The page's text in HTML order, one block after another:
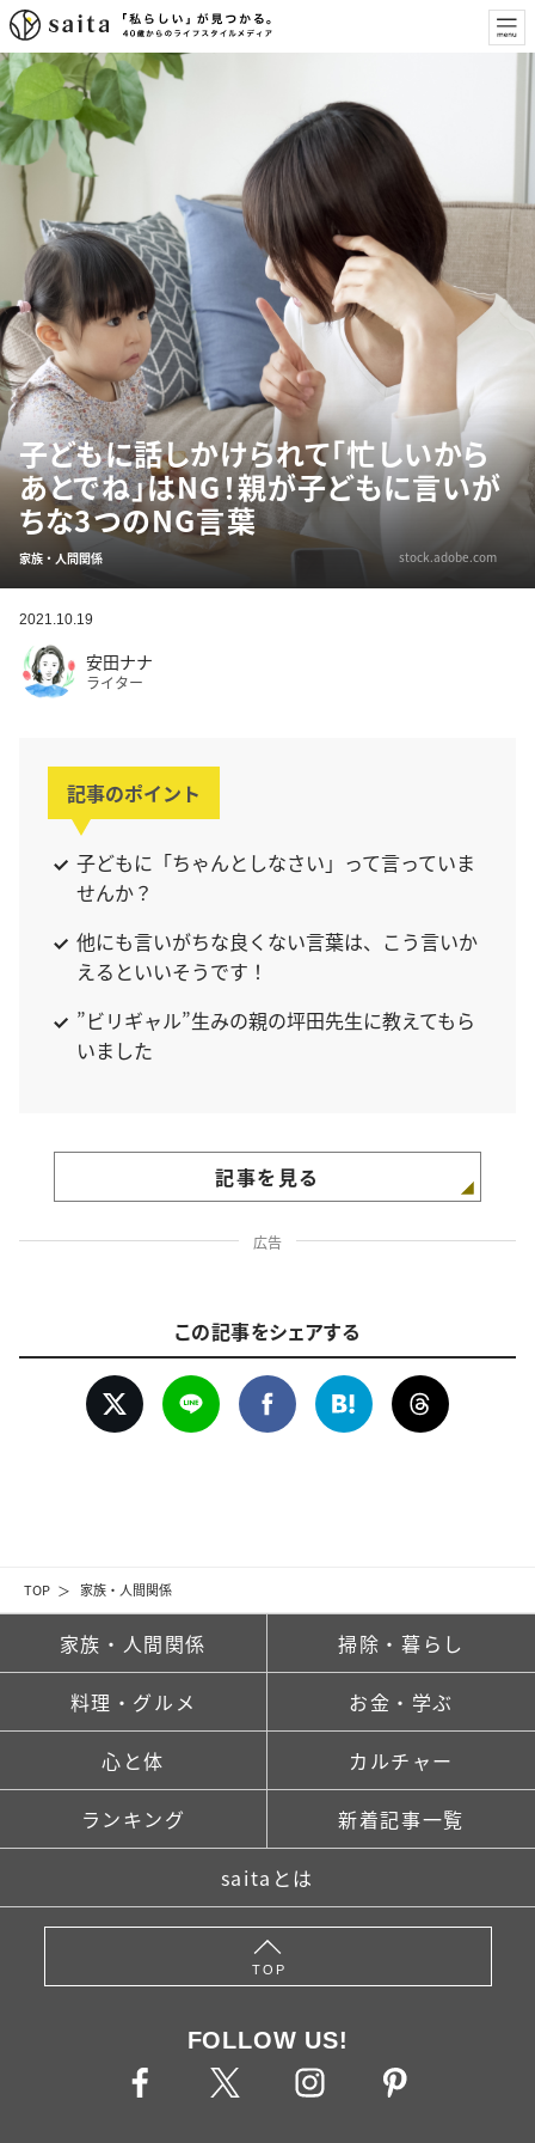
TOP 家族・人間関係
子どもに話しかけられて「忙しいから
あとでね」はNG！親が子どもに言いが
ちな3つのNG言葉
家族・人間関係 stock.adobe.com
2021.10.19
安田ナナ
ライター
記事のポイント
子どもに「ちゃんとしなさい」って言っていま
せんか？
他にも言いがちな良くない言葉は、こう言いか
えるといいそうです！
”ビリギャル”生みの親の坪田先生に教えてもら
いました
記事を見る
広告
この記事をシェアする
家族・人間関係 掃除・暮らし
料理・グルメ お金・学ぶ
心と体 カルチャー
ランキング 新着記事一覧
saitaとは
TOP
FOLLOW US!